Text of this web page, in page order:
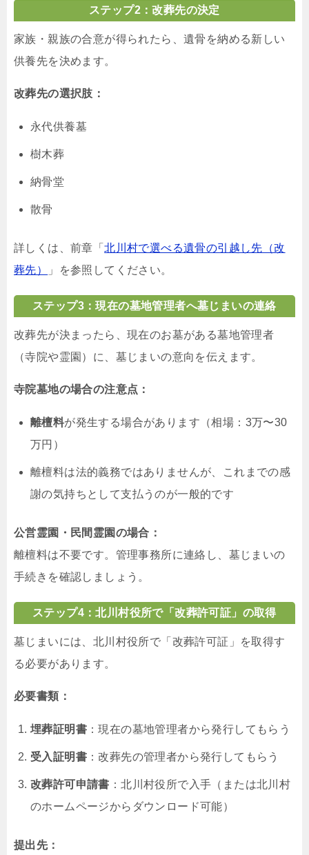
ステップ2：改葬先の決定
家族・親族の合意が得られたら、遺骨を納める新しい
供養先を決めます。
改葬先の選択肢：
永代供養墓
樹木葬
納骨堂
散骨
詳しくは、前章「北川村で選べる遺骨の引越し先（改
葬先）
」を参照してください。
ステップ3：現在の墓地管理者へ墓じまいの連絡
改葬先が決まったら、現在のお墓がある墓地管理者
（寺院や霊園）に、墓じまいの意向を伝えます。
寺院墓地の場合の注意点：
離檀料が発生する場合があります（相場：3万〜30
万円）
離檀料は法的義務ではありませんが、これまでの感
謝の気持ちとして支払うのが一般的です
公営霊園・民間霊園の場合：
離檀料は不要です。管理事務所に連絡し、墓じまいの
手続きを確認しましょう。
ステップ4：北川村役所で「改葬許可証」の取得
墓じまいには、北川村役所で「改葬許可証」を取得す
る必要があります。
必要書類：
埋葬証明書 ：現在の墓地管理者から発行してもらう
受入証明書 ：改葬先の管理者から発行してもらう
改葬許可申請書 ：北川村役所で入手（または北川村
のホームページからダウンロード可能）
提出先：